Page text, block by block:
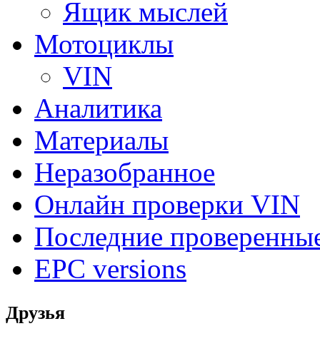
Ящик мыслей
Мотоциклы
VIN
Аналитика
Материалы
Неразобранное
Онлайн проверки VIN
Последние
EPC versions
Друзья